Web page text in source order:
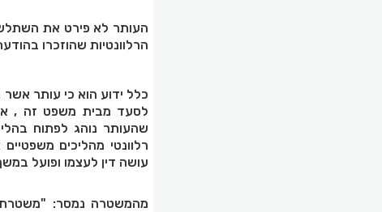
העותר לא פירט את
הרלוונטיות שהוזכרו
כלל ידוע הוא כי עותר אשר
לסעד מבית משפט זה ,
שהעותר נוהג לפתוח
רלוונטי מהליכים
עושה דין לעצמו ופועל
מהמשטרה נמסר: "משטרת